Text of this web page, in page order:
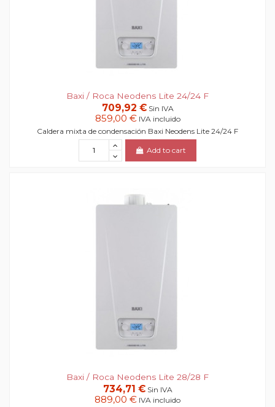
Baxi / Roca Neodens Lite 24/24 F
709,92 € Sin IVA
859,00 € IVA incluido
Caldera mixta de condensación Baxi Neodens Lite 24/24 F
Add to cart
Baxi / Roca Neodens Lite 28/28 F
734,71 € Sin IVA
889,00 € IVA incluido